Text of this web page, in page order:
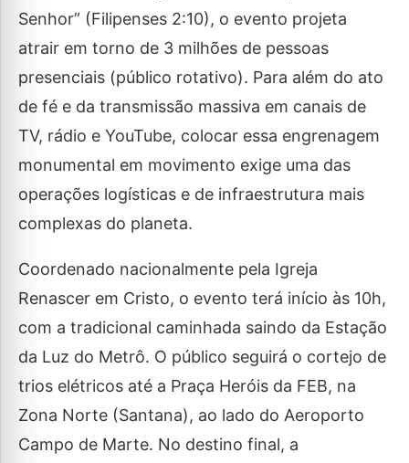
Senhor” (Filipenses 2:10), o evento projeta
atrair em torno de 3 milhões de pessoas
presenciais (público rotativo). Para além do ato
de fé e da transmissão massiva em canais de
TV, rádio e YouTube, colocar essa engrenagem
monumental em movimento exige uma das
operações logísticas e de infraestrutura mais
complexas do planeta.
Coordenado nacionalmente pela Igreja
Renascer em Cristo, o evento terá início às 10h,
com a tradicional caminhada saindo da Estação
da Luz do Metrô. O público seguirá o cortejo de
trios elétricos até a Praça Heróis da FEB, na
Zona Norte (Santana), ao lado do Aeroporto
Campo de Marte. No destino final, a